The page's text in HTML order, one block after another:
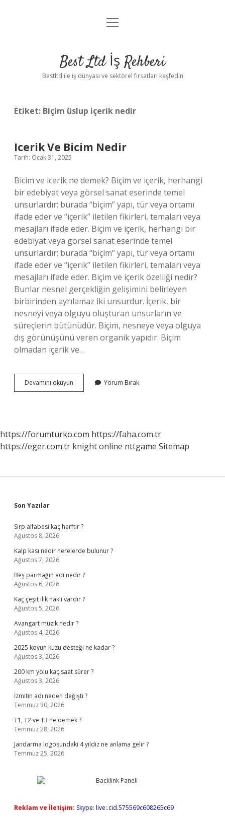
Anasayfa
Yasal Uyarı
menüyü
Best Ltd İş Rehberi
Bestltd ile iş dünyası ve sektörel fırsatları keşfedin
Etiket: Biçim üslup içerik nedir
Icerik Ve Bicim Nedir
Tarih: Ocak 31, 2025
Bicim ve icerik ne demek? Biçim ve içerik, herhangi
bir edebiyat veya görsel sanat eserinde temel
unsurlardır; burada “biçim” yapı, tür veya ortamı
ifade eder ve “içerik” iletilen fikirleri, temaları veya
mesajları ifade eder. Biçim ve içerik, herhangi bir
edebiyat veya görsel sanat eserinde temel
unsurlardır; burada “biçim” yapı, tür veya ortamı
ifade eder ve “içerik” iletilen fikirleri, temaları veya
mesajları ifade eder. Biçim ve içerik özelliği nedir?
Bunlar nesnel gerçekliğin gelişimini belirleyen
birbirinden ayrılamaz iki unsurdur. İçerik, bir
nesneyi veya olguyu oluşturan unsurların ve
süreçlerin bütünüdür. Biçim, nesneye veya olguya
dış görünüşünü veren organik yapıdır. Biçim
olmadan içerik ve…
Devamını okuyun
Ve
Yorum Bırak
https://forumturko.com https://faha.com.tr
https://eger.com.tr knight online nttgame Sitemap
Sidebar
Son Yazılar
Sırp alfabesi kaç harftir ?
Ağustos 8, 2026
Kalp kası nedir nerelerde bulunur ?
Ağustos 7, 2026
Beş parmağın adı nedir ?
Ağustos 6, 2026
Kaç çeşit ilik nakli vardır ?
Ağustos 5, 2026
Avangart müzik nedir ?
Ağustos 4, 2026
2025 koyun kuzu desteği ne kadar ?
Ağustos 3, 2026
200 km yolu kaç saat sürer ?
Ağustos 3, 2026
İzmitin adı neden değişti ?
Temmuz 30, 2026
T1, T2 ve T3 ne demek ?
Temmuz 28, 2026
Jandarma logosundaki 4 yıldız ne anlama gelir ?
Temmuz 25, 2026
Reklam ve İletişim: Skype: live:.cid.575569c608265c69